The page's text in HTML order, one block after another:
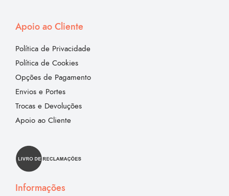
Apoio ao Cliente
Política de Privacidade
Política de Cookies
Opções de Pagamento
Envios e Portes
Trocas e Devoluções
Apoio ao Cliente
Informações